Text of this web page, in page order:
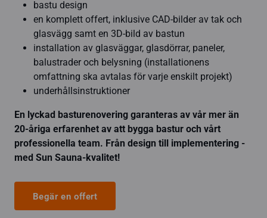
bastu design
en komplett offert, inklusive CAD-bilder av tak och
glasvägg samt en 3D-bild av bastun
installation av glasväggar, glasdörrar, paneler,
balustrader och belysning (installationens
omfattning ska avtalas för varje enskilt projekt)
underhållsinstruktioner
En lyckad basturenovering garanteras av vår mer än
20-åriga erfarenhet av att bygga bastur och vårt
professionella team. Från design till implementering -
med Sun Sauna-kvalitet!
Begär en offert